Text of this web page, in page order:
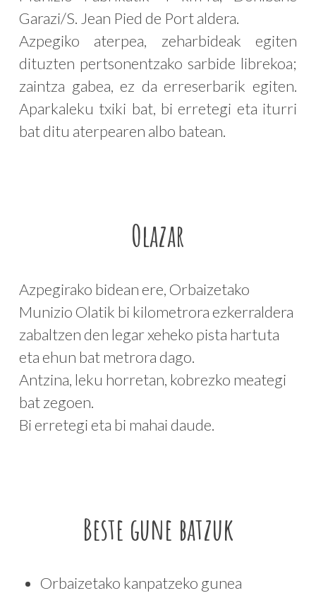
Garazi/S. Jean Pied de Port aldera.
Azpegiko aterpea, zeharbideak egiten
dituzten pertsonentzako sarbide librekoa;
zaintza gabea, ez da erreserbarik egiten.
Aparkaleku txiki bat, bi erretegi eta iturri
bat ditu aterpearen albo batean.
Olazar
Azpegirako bidean ere, Orbaizetako
Munizio Olatik bi kilometrora ezkerraldera
zabaltzen den legar xeheko pista hartuta
eta ehun bat metrora dago.
Antzina, leku horretan, kobrezko meategi
bat zegoen.
Bi erretegi eta bi mahai daude.
Beste gune batzuk
Orbaizetako kanpatzeko gunea